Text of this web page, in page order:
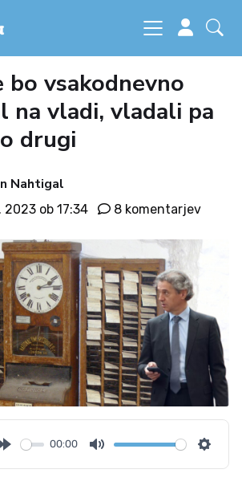
bo vsakodnevno
na vladi, vladali pa
drugi
Nahtigal
2023 ob 17:34 8 komentarjev
00:00